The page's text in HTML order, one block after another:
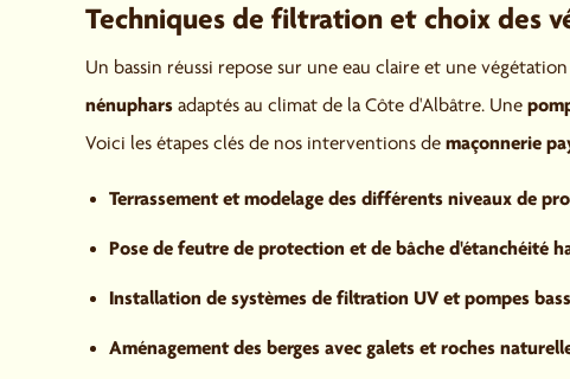
Techniques de filtration et choix des
Un bassin réussi repose sur une eau claire et une
nénuphars adaptés au climat de la Côte d'Albâtre. Une
Voici les étapes clés de nos interventions de maçonnerie
Terrassement et modelage des différents niveaux de
Pose de feutre de protection et de bâche d'étanchéité
Installation de systèmes de filtration UV et pompes
Aménagement des berges avec galets et roches